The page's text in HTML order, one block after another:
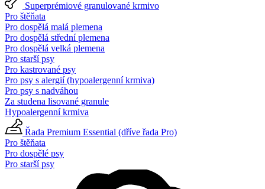
Superprémiové granulované krmivo
Pro štěňata
Pro dospělá malá plemena
Pro dospělá střední plemena
Pro dospělá velká plemena
Pro starší psy
Pro kastrované psy
Pro psy s alergií (hypoalergenní krmiva)
Pro psy s nadváhou
Za studena lisované granule
Hypoalergenní krmiva
Řada Premium Essential (dříve řada Pro)
Pro štěňata
Pro dospělé psy
Pro starší psy